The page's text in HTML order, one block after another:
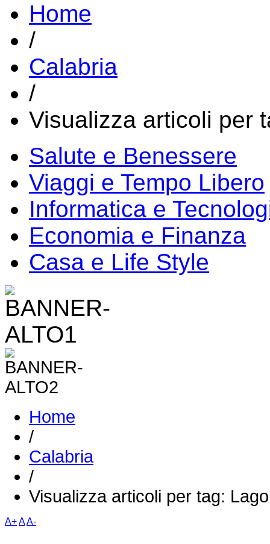
Home
/
Calabria
/
Visualizza articoli per
Salute e Benessere
Viaggi e Tempo Libero
Informatica e
Economia e Finanza
Casa e Life Style
Home
/
Calabria
/
Visualizza articoli per tag: Lago
A+AA-